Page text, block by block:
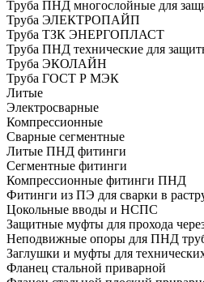
Труба ПНД многослойные для
Труба ЭЛЕКТРОПАЙП
Труба ТЗК ЭНЕРГОПЛАСТ
Труба ПНД технические для
Труба ЭКОЛАЙН
Труба ГОСТ Р МЭК
Литые
Электросварные
Компрессионные
Сварные сегментные
Литые ПНД фитинги
Сегментные фитинги
Компрессионные фитинги ПНД
Фитинги из ПЭ для сварки в
Цокольные вводы и НСПС
Защитные муфты для прохода
Неподвижные опоры для ПНД
Заглушки и муфты для
Фланец стальной приварной